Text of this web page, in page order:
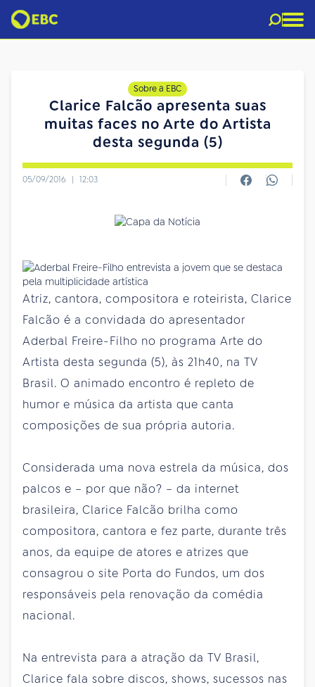
Sobre a EBC
Clarice Falcão apresenta suas
muitas faces no Arte do Artista
desta segunda (5)
05/09/2016 | 12:03
Atriz, cantora, compositora e roteirista, Clarice
Falcão é a convidada do apresentador
Aderbal Freire-Filho no programa Arte do
Artista desta segunda (5), às 21h40, na TV
Brasil. O animado encontro é repleto de
humor e música da artista que canta
composições de sua própria autoria.
Considerada uma nova estrela da música, dos
palcos e – por que não? – da internet
brasileira, Clarice Falcão brilha como
compositora, cantora e fez parte, durante três
anos, da equipe de atores e atrizes que
consagrou o site Porta do Fundos, um dos
responsáveis pela renovação da comédia
nacional.
Na entrevista para a atração da TV Brasil,
Clarice fala sobre discos, shows, sucessos nas